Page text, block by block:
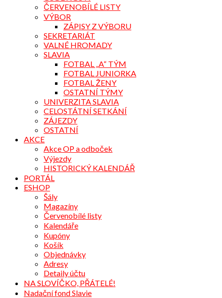
ČERVENOBÍLÉ LISTY
VÝBOR
ZÁPISY Z VÝBORU
SEKRETARIÁT
VALNÉ HROMADY
SLAVIA
FOTBAL „A“ TÝM
FOTBAL JUNIORKA
FOTBAL ŽENY
OSTATNÍ TÝMY
UNIVERZITA SLAVIA
CELOSTÁTNÍ SETKÁNÍ
ZÁJEZDY
OSTATNÍ
AKCE
Akce OP a odboček
Výjezdy
HISTORICKÝ KALENDÁŘ
PORTÁL
ESHOP
Šály
Magazíny
Červenobílé listy
Kalendáře
Kupóny
Košík
Objednávky
Adresy
Detaily účtu
NA SLOVÍČKO, PŘÁTELÉ!
Nadační fond Slavie